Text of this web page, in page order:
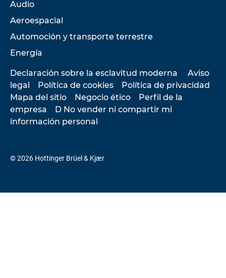
Audio
Aeroespacial
Automoción y transporte terrestre
Energía
Declaración sobre la esclavitud moderna
Aviso
legal
Política de cookies
Política de privacidad
Mapa del sitio
Negocio ético
Perfil de la
empresa
D No vender ni compartir mi
información personal
© 2026 Hottinger Brüel & Kjær